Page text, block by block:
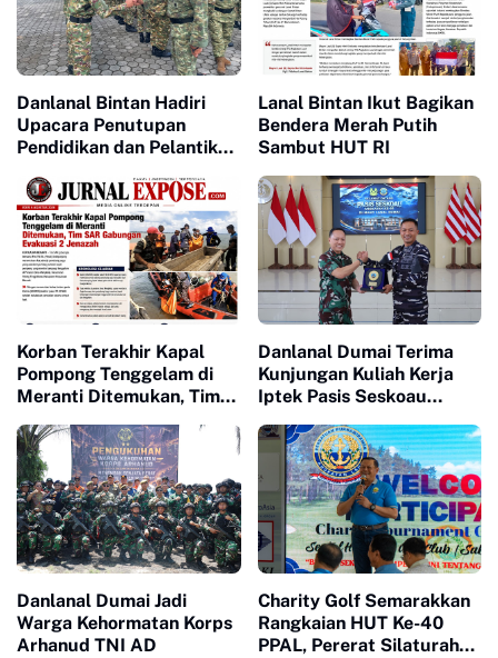
Danlanal Bintan Hadiri
Upacara Penutupan
Pendidikan dan Pelantikan
KNP
Lanal Bintan Ikut Bagikan
Bendera Merah Putih
Sambut HUT RI
Korban Terakhir Kapal
Pompong Tenggelam di
Meranti Ditemukan, Tim
Jenazah
Danlanal Dumai Terima
Kunjungan Kuliah Kerja
Iptek Pasis Seskoau
Danlanal Dumai Jadi
Warga Kehormatan Korps
Arhanud TNI AD
Charity Golf Semarakkan
Rangkaian HUT Ke-40
PPAL, Pererat Silaturahmi